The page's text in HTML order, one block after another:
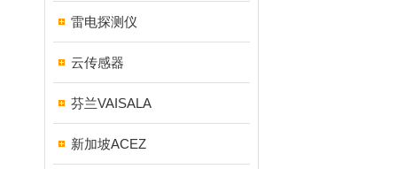
雷电探测仪
云传感器
芬兰VAISALA
新加坡ACEZ